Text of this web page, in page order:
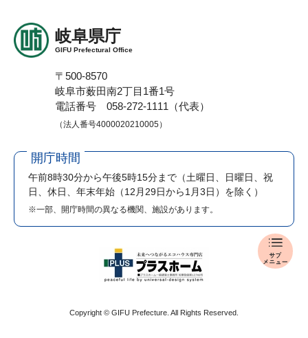
報
道
岐阜県庁
GIFU Prefectural Office
〒500-8570
岐阜市薮田南2丁目1番1号
電話番号 058-272-1111（代表）
（法人番号4000020210005）
開庁時間
午前8時30分から午後5時15分まで （土曜日、日曜日、祝
日、休日、年末年始（12月29日から1月3日）を除く）
※一部、開庁時間の異なる機関、施設があります。
Copyright © GIFU Prefecture. All Rights Reserved.